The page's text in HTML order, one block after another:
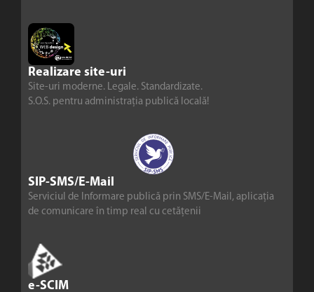
Realizare site-uri
Site-uri moderne. Legale. Standardizate.
S.O.S. pentru administrația publică locală!
SIP-SMS/E-Mail
Serviciul de Informare publică prin SMS/E-Mail, aplicația
de comunicare în timp real cu cetățenii
e-SCIM